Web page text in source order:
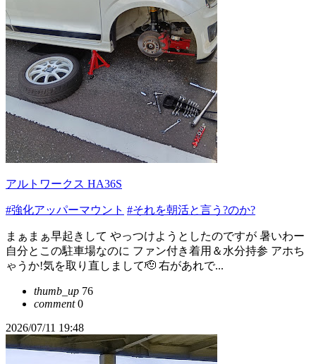
アルトワークス HA36S
#強化アッパーマウント #それを朝活と言う?のか?
まぁまぁ早起きして やっつけようとしたのですが 暑いわー
自分とこの駐車場なのに ファン付き着用＆水分持参 アホち
ゃうか!気を取り直しまして🫡 右があれで...
thumb_up 76
comment0
2026/07/11 19:48